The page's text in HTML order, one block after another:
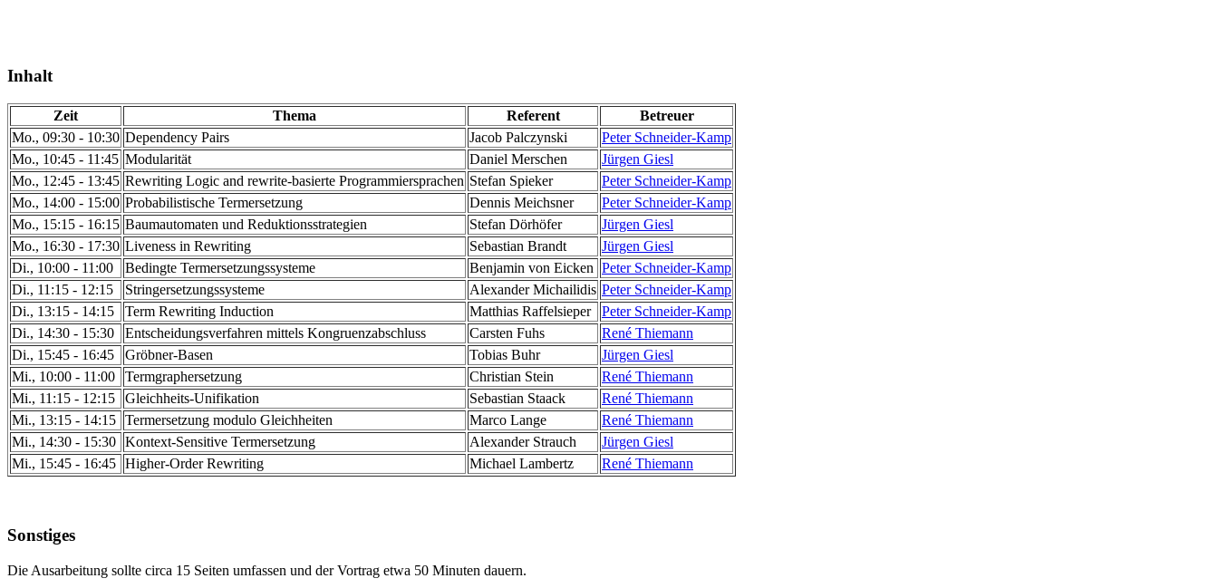
Inhalt
Zeit Thema Referent
Betreuer
Mo., 09:30 - 10:30 Dependency Pairs Jacob Palczynski
Peter Schneider-Kamp
Mo., 10:45 - 11:45 Modularität Daniel Merschen
Jürgen Giesl
Mo., 12:45 - 13:45 Rewriting Logic and rewrite-basierte Programmiersprachen Stefan Spieker
Peter Schneider-Kamp
Mo., 14:00 - 15:00 Probabilistische Termersetzung Dennis Meichsner
Peter Schneider-Kamp
Mo., 15:15 - 16:15 Baumautomaten und Reduktionsstrategien Stefan Dörhöfer
Jürgen Giesl
Mo., 16:30 - 17:30 Liveness in Rewriting Sebastian Brandt
Jürgen Giesl
Di., 10:00 - 11:00
Bedingte Termersetzungssysteme Benjamin von Eicken Peter Schneider-Kamp
Di., 11:15 - 12:15
Stringersetzungssysteme Alexander Michailidis Peter Schneider-Kamp
Di., 13:15 - 14:15
Term Rewriting Induction Matthias Raffelsieper
Peter Schneider-Kamp
Di., 14:30 - 15:30
Entscheidungsverfahren mittels Kongruenzabschluss Carsten Fuhs
René Thiemann
Di., 15:45 - 16:45
Gröbner-Basen Tobias Buhr
Jürgen Giesl
Mi., 10:00 - 11:00
Termgraphersetzung Christian Stein
René Thiemann
Mi., 11:15 - 12:15
Gleichheits-Unifikation Sebastian Staack
René Thiemann
Mi., 13:15 - 14:15 Termersetzung modulo Gleichheiten Marco Lange
René Thiemann
Mi., 14:30 - 15:30 Kontext-Sensitive Termersetzung Alexander Strauch
Jürgen Giesl
Mi., 15:45 - 16:45 Higher-Order Rewriting Michael Lambertz René Thiemann
Sonstiges
Die Ausarbeitung sollte circa 15 Seiten umfassen und der Vortrag etwa 50 Minuten dauern.